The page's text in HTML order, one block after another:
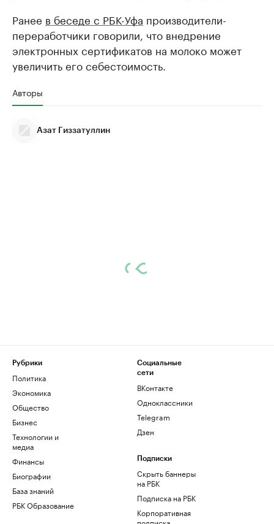
Ранее в беседе с РБК-Уфа производители-
переработчики говорили, что внедрение
электронных сертификатов на молоко может
увеличить его себестоимость.
Авторы
Азат Гиззатуллин
Рубрики
Политика
Экономика
Общество
Бизнес
Технологии и
медиа
Финансы
Биографии
База знаний
РБК Образование
Социальные
сети
ВКонтакте
Одноклассники
Telegram
Дзен
Подписки
Скрыть баннеры
на РБК
Подписка на РБК
Корпоративная